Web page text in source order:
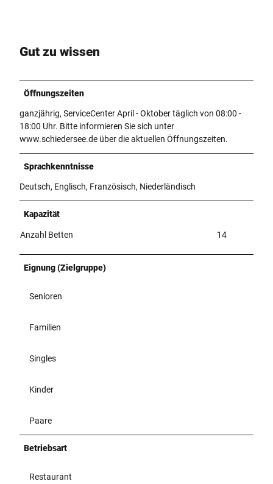
Gut zu wissen
Öffnungszeiten
ganzjährig, ServiceCenter April - Oktober täglich von 08:00 -
18:00 Uhr. Bitte informieren Sie sich unter
www.schiedersee.de über die aktuellen Öffnungszeiten.
Sprachkenntnisse
Deutsch, Englisch, Französisch, Niederländisch
Kapazität
Anzahl Betten 14
Eignung (Zielgruppe)
Senioren
Familien
Singles
Kinder
Paare
Betriebsart
Restaurant